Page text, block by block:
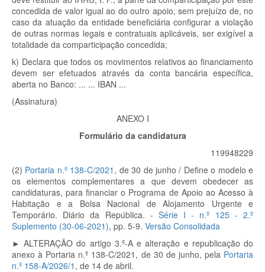
concedida de valor igual ao do outro apoio, sem prejuízo de, no
caso da atuação da entidade beneficiária configurar a violação
de outras normas legais e contratuais aplicáveis, ser exigível a
totalidade da comparticipação concedida;
k) Declara que todos os movimentos relativos ao financiamento
devem ser efetuados através da conta bancária específica,
aberta no Banco: ... ... IBAN ...
(Assinatura)
ANEXO I
Formulário da candidatura
119948229
(2) Portaria n.º 138-C/2021 , de 30 de junho/ Define o modelo e
os elementos complementares a que devem obedecer as
candidaturas, para financiar o Programa de Apoio ao Acesso à
Habitação e a Bolsa Nacional de Alojamento Urgente e
Temporário. Diário da República. - Série I - n.º 125 - 2.º
Suplemento (30-06-2021), pp. 5-9. Versão Consolidada
► ALTERAÇÃO do artigo 3.º-A e alteração e republicação do
anexo à Portaria n.º 138-C/2021, de 30 de junho, pela Portaria
n.º 158-A/2026/1 , de 14 de abril.